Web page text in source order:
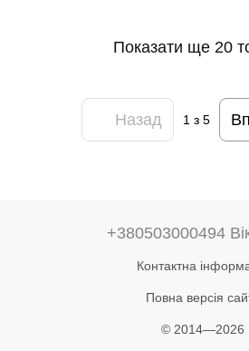
Показати ще 20
Назад 1з 5
+380503000494
Контактна
Повна версія
© 2014—2026